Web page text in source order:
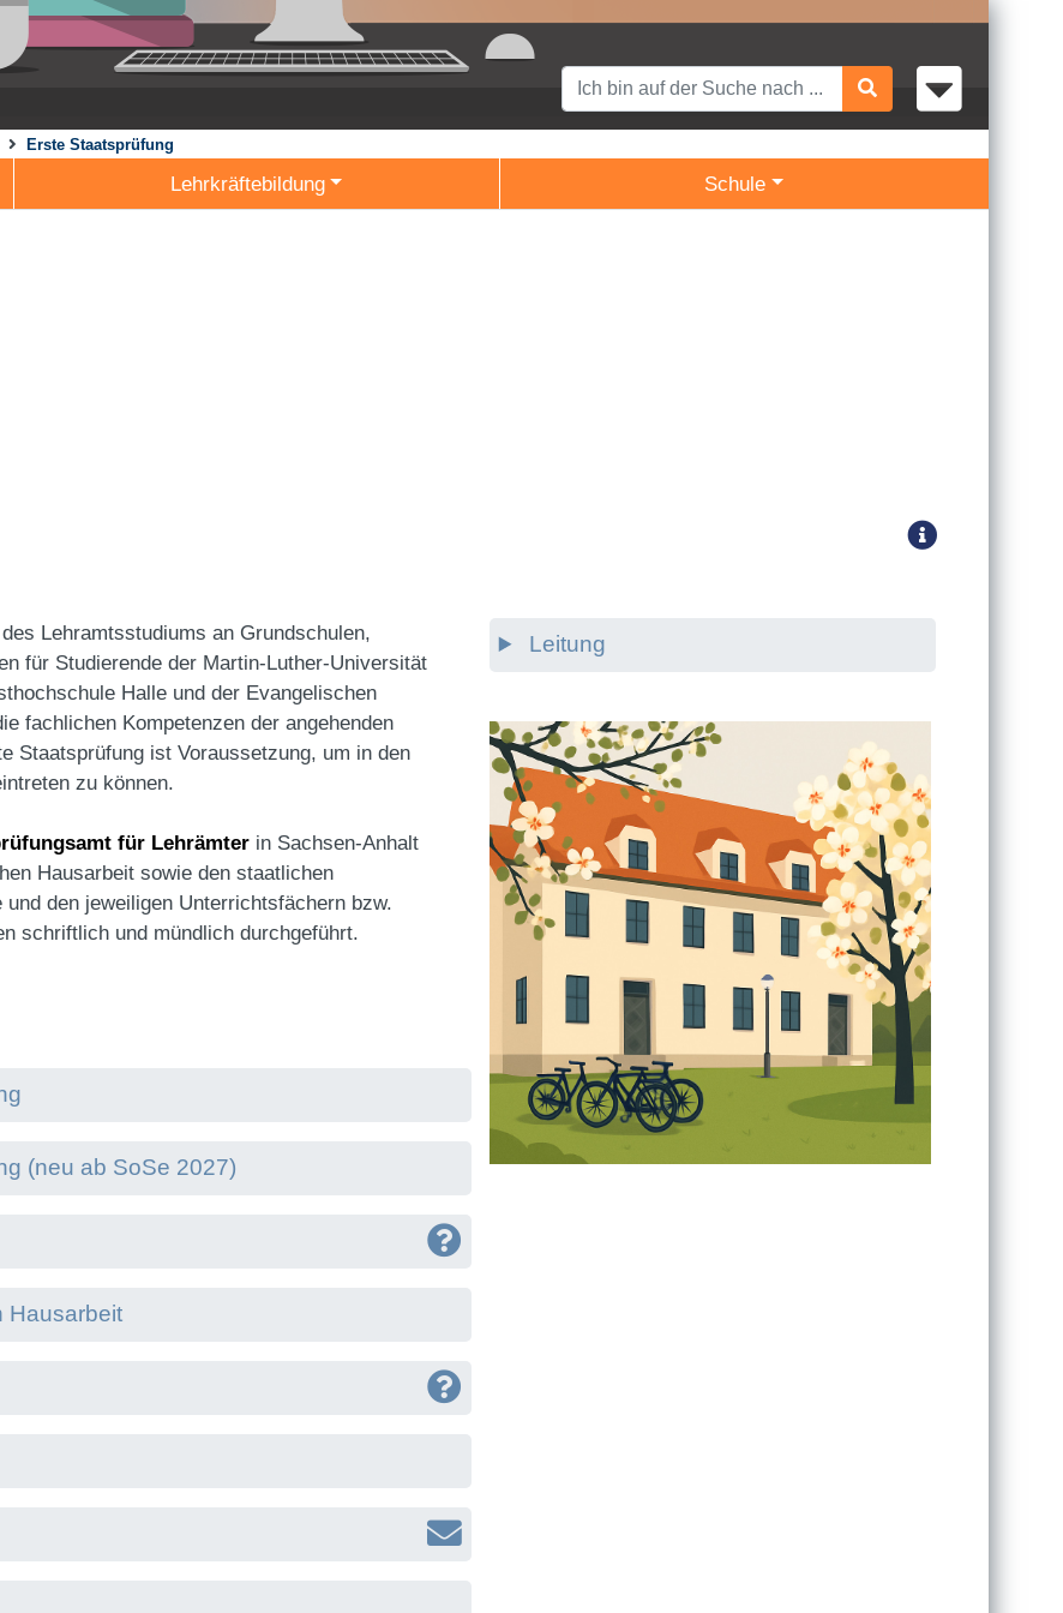
Erste Staatsprüfung
Lehrkräftebildung Schule
Lehramtsstudiums an Grundschulen,
für Studierende der Martin-Luther-Universität
Halle und der Evangelischen
fachlichen Kompetenzen der angehenden
Staatsprüfung ist Voraussetzung, um in den
zu können.
für Lehrämter in Sachsen-Anhalt
Hausarbeit sowie den staatlichen
den jeweiligen Unterrichtsfächern bzw.
schriftlich und mündlich durchgeführt.
(neu ab SoSe 2027)
Hausarbeit
Leitung